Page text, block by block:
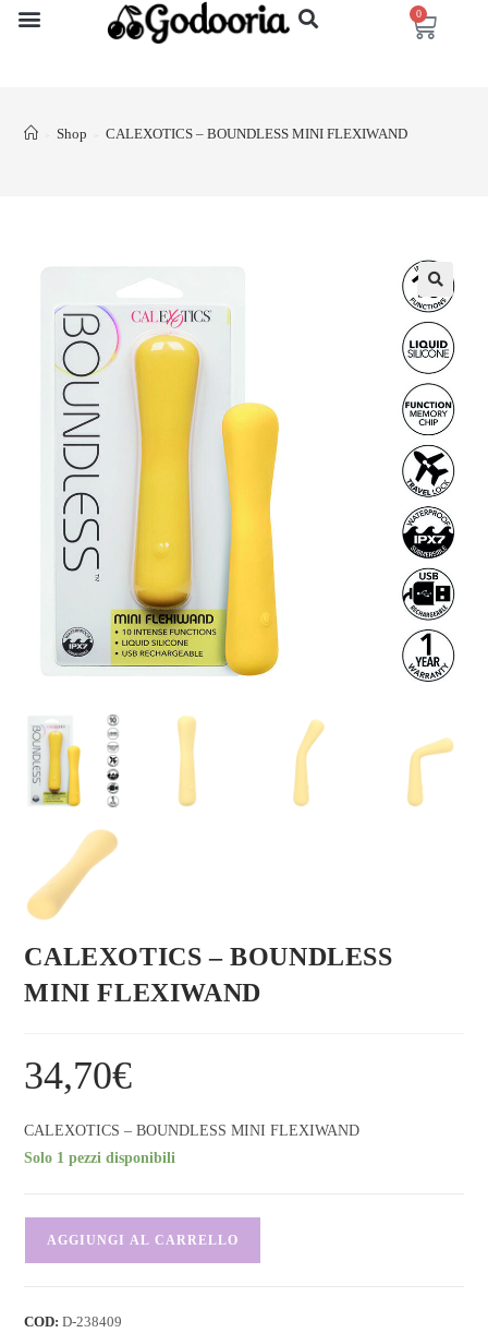
0
> Shop > CALEXOTICS – BOUNDLESS MINI FLEXIWAND
CALEXOTICS – BOUNDLESS
MINI FLEXIWAND
34,70€
CALEXOTICS – BOUNDLESS MINI FLEXIWAND
Solo 1 pezzi disponibili
AGGIUNGI AL CARRELLO
COD:D-238409